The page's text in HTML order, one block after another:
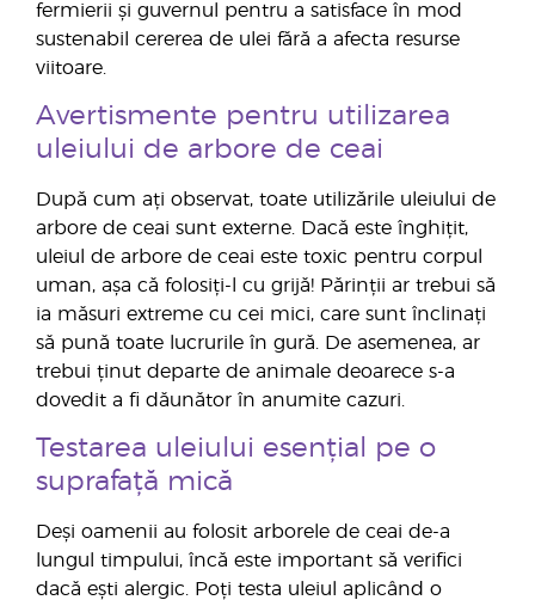
fermierii și guvernul pentru a satisface în mod
sustenabil cererea de ulei fără a afecta resurse
viitoare.
Avertismente pentru utilizarea
uleiului de arbore de ceai
După cum ați observat, toate utilizările uleiului de
arbore de ceai sunt externe. Dacă este înghițit,
uleiul de arbore de ceai este toxic pentru corpul
uman, așa că folosiți-l cu grijă! Părinții ar trebui să
ia măsuri extreme cu cei mici, care sunt înclinați
să pună toate lucrurile în gură. De asemenea, ar
trebui ținut departe de animale deoarece s-a
dovedit a fi dăunător în anumite cazuri.
Testarea uleiului esențial pe o
suprafață mică
Deși oamenii au folosit arborele de ceai de-a
lungul timpului, încă este important să verifici
dacă ești alergic. Poți testa uleiul aplicând o